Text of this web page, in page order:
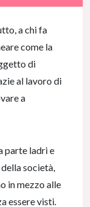
a chi fa
come la
di
al lavoro di
a
parte ladri e
società,
in mezzo alle
essere visti.